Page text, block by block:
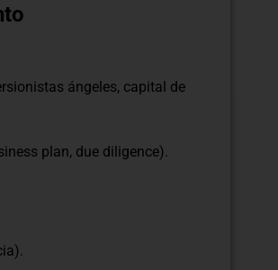
ángeles, capital de
plan, due diligence).